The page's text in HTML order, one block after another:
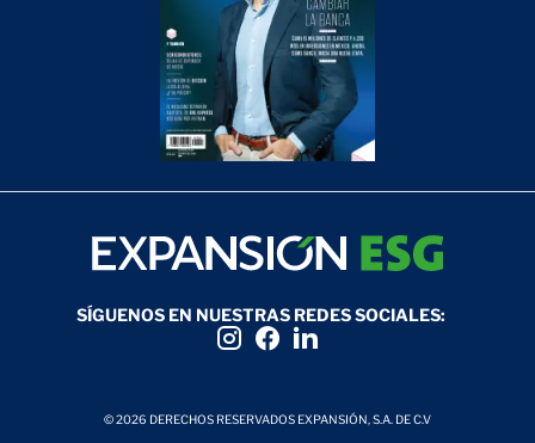
SÍGUENOS EN NUESTRAS REDES SOCIALES:
© 2026 DERECHOS RESERVADOS EXPANSIÓN, S.A. DE C.V